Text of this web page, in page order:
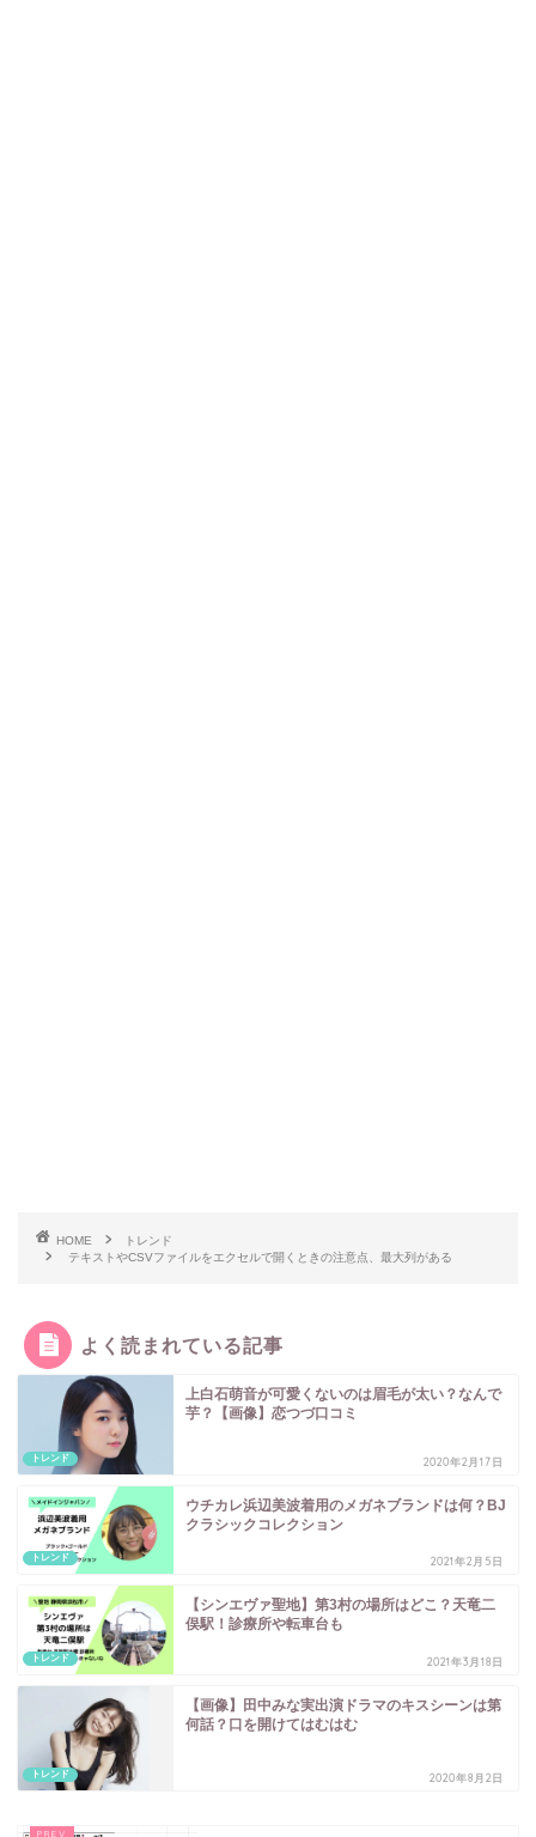
HOME
トレンド
テキストやCSVファイルをエクセルで開くときの注意点、最大列がある
よく読まれている記事
トレンド
上白石萌音が可愛くないのは眉毛が太い？なんで
芋？【画像】恋つづ口コミ
2020年2月17日
トレンド
ウチカレ浜辺美波着用のメガネブランドは何？BJ
クラシックコレクション
2021年2月5日
トレンド
【シンエヴァ聖地】第3村の場所はどこ？天竜二
俣駅！診療所や転車台も
2021年3月18日
トレンド
【画像】田中みな実出演ドラマのキスシーンは第
何話？口を開けてはむはむ
2020年8月2日